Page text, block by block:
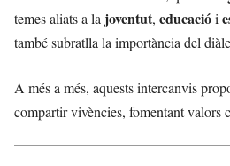
temes aliats a la joventut, educaciói
també subratlla la importància del
A més a més, aquests intercanvis
compartir vivències, fomentant valors